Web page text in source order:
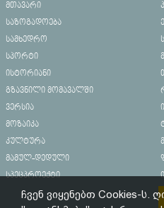
მთავარი
საზოგადოება
სამხედრო
სპორტი
ისტორიანი
გზავნილი მომავალში
ვერსია
მოზაიკა
კულტურა
მამულ-დედული
სპეცპროექტი
ჩვენ ვიყენებთ Cookies-ს.